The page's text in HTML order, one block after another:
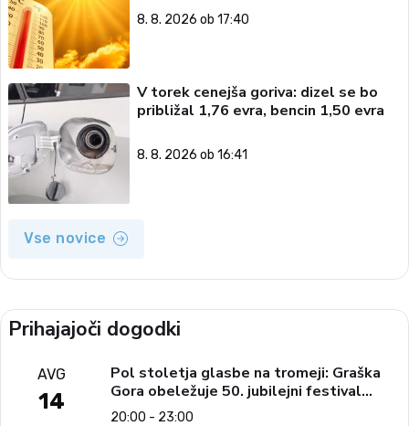
8. 8. 2026 ob 17:40
V torek cenejša goriva: dizel se bo
približal 1,76 evra, bencin 1,50 evra
8. 8. 2026 ob 16:41
Vse novice
Prihajajoči dogodki
AVG
14
Pol stoletja glasbe na tromeji: Graška
Gora obeležuje 50. jubilejni festival
narodno-zabavne glasbe
20:00 - 23:00